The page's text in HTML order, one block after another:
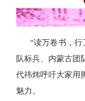
“读万卷书，
队标兵、内蒙古团
代祎炜呼吁大家用
魅力。